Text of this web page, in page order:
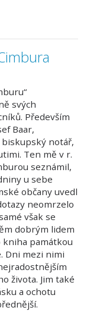
svých
Především
Baar,
notář,
Ten mě v r.
seznámil,
u sebe
občany uvedl
neomrzelo
však se
dobrým lidem
kniha památkou
Dni mezi nimi
života. Jim také
a ochotu